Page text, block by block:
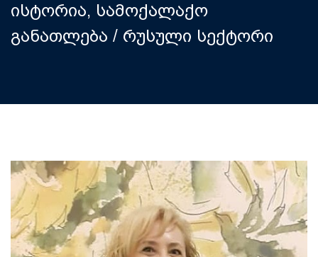
ისტორია, სამოქალაქო
განათლება / რუსული სექტორი